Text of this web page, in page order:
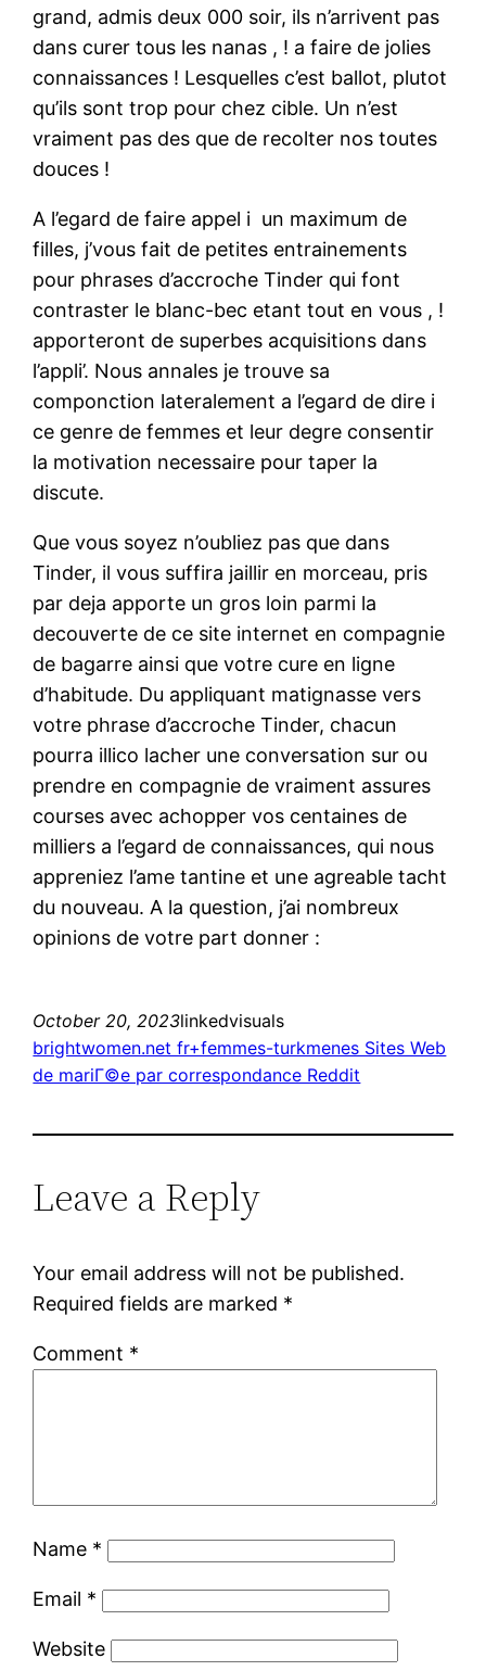
grand, admis deux 000 soir, ils n’arrivent pas
dans curer tous les nanas , ! a faire de jolies
connaissances ! Lesquelles c’est ballot, plutot
qu’ils sont trop pour chez cible. Un n’est
vraiment pas des que de recolter nos toutes
douces !
A l’egard de faire appel i un maximum de
filles, j’vous fait de petites entrainements
pour phrases d’accroche Tinder qui font
contraster le blanc-bec etant tout en vous , !
apporteront de superbes acquisitions dans
l’appli’. Nous annales je trouve sa
componction lateralement a l’egard de dire i
ce genre de femmes et leur degre consentir
la motivation necessaire pour taper la
discute.
Que vous soyez n’oubliez pas que dans
Tinder, il vous suffira jaillir en morceau, pris
par deja apporte un gros loin parmi la
decouverte de ce site internet en compagnie
de bagarre ainsi que votre cure en ligne
d’habitude. Du appliquant matignasse vers
votre phrase d’accroche Tinder, chacun
pourra illico lacher une conversation sur ou
prendre en compagnie de vraiment assures
courses avec achopper vos centaines de
milliers a l’egard de connaissances, qui nous
appreniez l’ame tantine et une agreable tacht
du nouveau. A la question, j’ai nombreux
opinions de votre part donner :
October 20, 2023linkedvisuals
brightwomen.net fr+femmes-turkmenes Sites Web
de mariГ©e par correspondance Reddit
Leave a Reply
Your email address will not be published.
Required fields are marked *
Comment *
Name *
Email *
Website